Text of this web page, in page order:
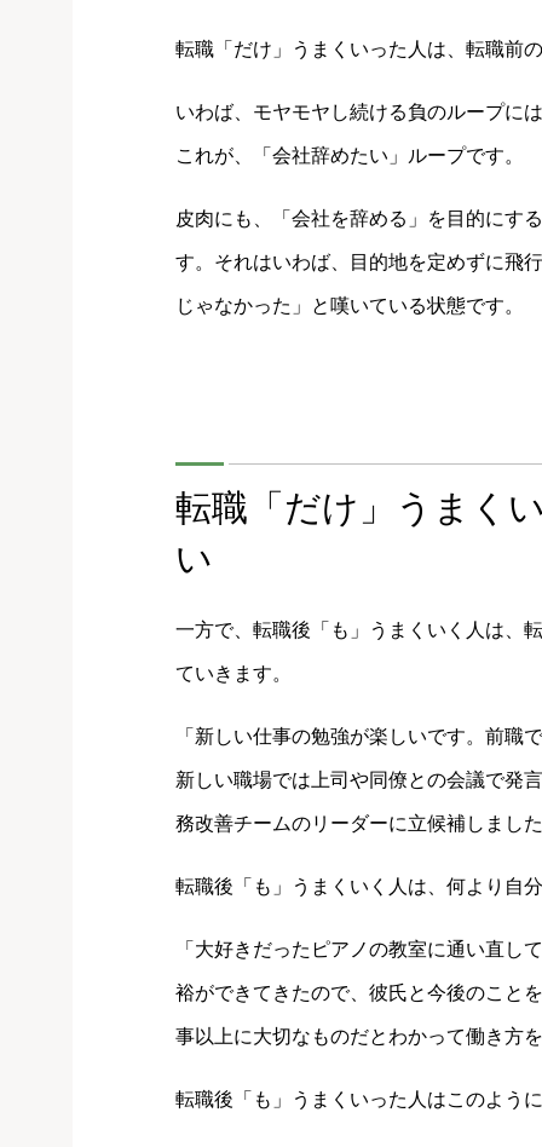
転職「だけ」うまくいった人は、転職前
いわば、モヤモヤし続ける負のループに
これが、「会社辞めたい」ループです。
皮肉にも、「会社を辞める」を目的にす
す。それはいわば、目的地を定めずに飛
じゃなかった」と嘆いている状態です。
転職「だけ」うまく
い
一方で、転職後「も」うまくいく人は、
ていきます。
「新しい仕事の勉強が楽しいです。前職
新しい職場では上司や同僚との会議で発
務改善チームのリーダーに立候補しまし
転職後「も」うまくいく人は、何より自
「大好きだったピアノの教室に通い直し
裕ができてきたので、彼氏と今後のこと
事以上に大切なものだとわかって働き方
転職後「も」うまくいった人はこのよう